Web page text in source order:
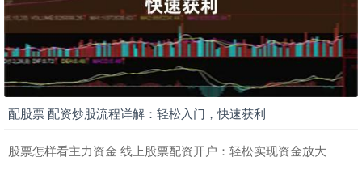
配股票 配资炒股流程详解：轻松入门，快速获利
股票怎样看主力资金 线上股票配资开户：轻松实现资金放大